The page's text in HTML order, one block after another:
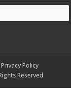
Privacy Policy
Reserved